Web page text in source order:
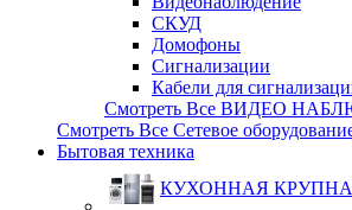
СКУД
Домофоны
Сигнализации
Кабели для
Смотреть Все ВИДЕО
Смотреть Все Сетевое
Бытовая техника
КУХОННАЯ